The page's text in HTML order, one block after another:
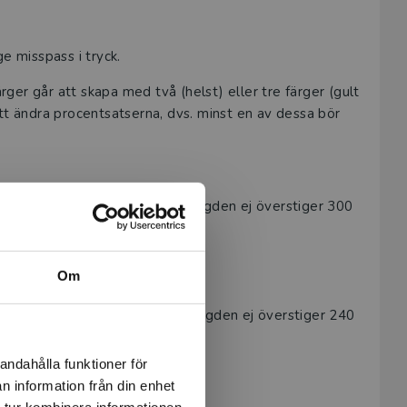
Om
funktioner för
information från din enhet
misspass i tryck.
går att skapa med två (helst) eller tre färger (gult
procentsatserna, dvs. minst en av dessa bör
säkerställa att färgmängden ej överstiger 300
säkerställa att färgmängden ej överstiger 240